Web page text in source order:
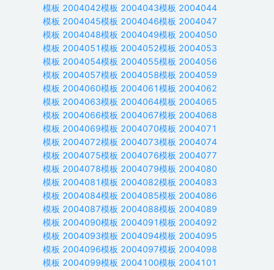
模板 2004042模板 2004043模板 2004044
模板 2004045模板 2004046模板 2004047
模板 2004048模板 2004049模板 2004050
模板 2004051模板 2004052模板 2004053
模板 2004054模板 2004055模板 2004056
模板 2004057模板 2004058模板 2004059
模板 2004060模板 2004061模板 2004062
模板 2004063模板 2004064模板 2004065
模板 2004066模板 2004067模板 2004068
模板 2004069模板 2004070模板 2004071
模板 2004072模板 2004073模板 2004074
模板 2004075模板 2004076模板 2004077
模板 2004078模板 2004079模板 2004080
模板 2004081模板 2004082模板 2004083
模板 2004084模板 2004085模板 2004086
模板 2004087模板 2004088模板 2004089
模板 2004090模板 2004091模板 2004092
模板 2004093模板 2004094模板 2004095
模板 2004096模板 2004097模板 2004098
模板 2004099模板 2004100模板 2004101